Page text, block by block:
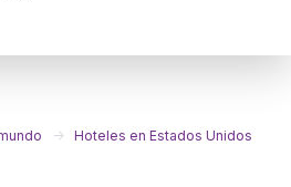
Hoteles en Estados Unidos